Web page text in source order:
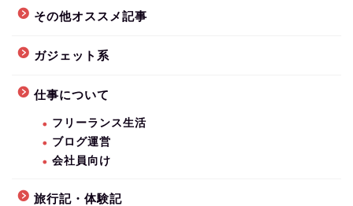
その他オススメ記事
ガジェット系
仕事について
フリーランス生活
ブログ運営
会社員向け
旅行記・体験記